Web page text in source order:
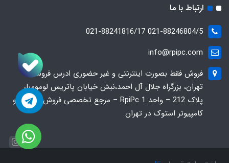
ارتباط با ما
021-88246804/5 021-88241816/17
info@rpipc.com
فروش فقط بصورت اینترنتی و غیر حضوری ادرس فروشگاه
تهران، بزرگراه جلال آل احمد،نبش خیابان پاتریس لومومبا،
پلاک 212 – واحد 1 RpiPc – مرجع تخصصی فروش لپ‌تاپ و
کامپیوتر استوک در تهران